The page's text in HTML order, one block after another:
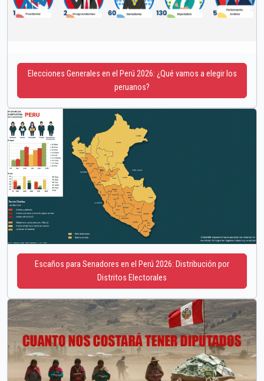
Elecciones Generales en el Perú 2026: ¿Qué vamos a elegir los
peruanos?
Escaños para Senadores en el Perú 2026: Distribución por
Distritos Electorales